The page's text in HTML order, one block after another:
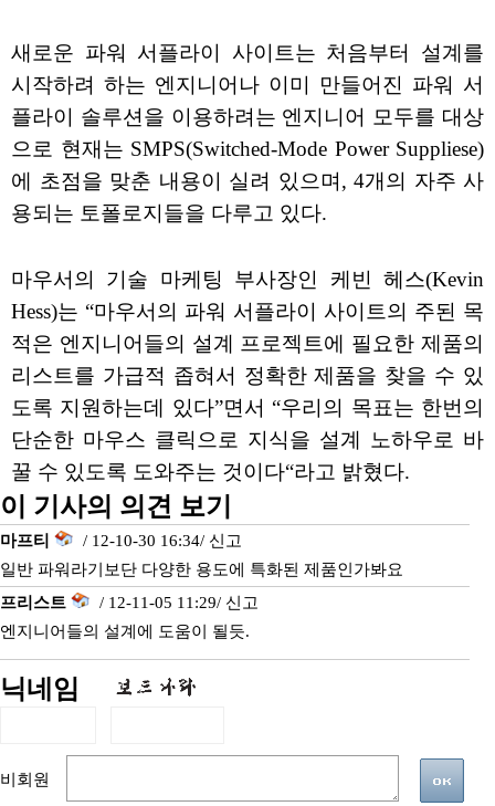
새로운 파워 서플라이 사이트는 처음부터 설계를
시작하려 하는 엔지니어나 이미 만들어진 파워 서
플라이 솔루션을 이용하려는 엔지니어 모두를 대상
으로 현재는 SMPS(Switched-Mode Power Suppliese)
에 초점을 맞춘 내용이 실려 있으며, 4개의 자주 사
용되는 토폴로지들을 다루고 있다.
마우서의 기술 마케팅 부사장인 케빈 헤스(Kevin
Hess)는 “마우서의 파워 서플라이 사이트의 주된 목
적은 엔지니어들의 설계 프로젝트에 필요한 제품의
리스트를 가급적 좁혀서 정확한 제품을 찾을 수 있
도록 지원하는데 있다”면서 “우리의 목표는 한번의
단순한 마우스 클릭으로 지식을 설계 노하우로 바
꿀 수 있도록 도와주는 것이다“라고 밝혔다.
이 기사의 의견 보기
마프티 / 12-10-30 16:34/ 신고
일반 파워라기보단 다양한 용도에 특화된 제품인가봐요
프리스트
/ 12-11-05 11:29/ 신고
엔지니어들의 설계에 도움이 될듯.
닉네임
비회원